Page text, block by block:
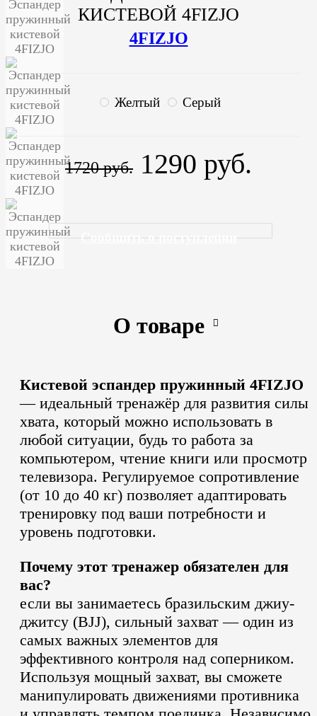
КИСТЕВОЙ 4FIZJO
4FIZJO
Желтый Серый
1720 руб. 1290 руб.
Сообщить о поступлении
О товаре
Кистевой эспандер пружинный 4FIZJO
— идеальный тренажёр для развития силы
хвата, который можно использовать в
любой ситуации, будь то работа за
компьютером, чтение книги или просмотр
телевизора. Регулируемое сопротивление
(от 10 до 40 кг) позволяет адаптировать
тренировку под ваши потребности и
уровень подготовки.
Почему этот тренажер обязателен для
вас?
если вы занимаетесь бразильским джиу-
джитсу (BJJ), сильный захват — один из
самых важных элементов для
эффективного контроля над соперником.
Используя мощный захват, вы сможете
манипулировать движениями противника